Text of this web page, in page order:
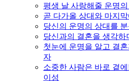
평생 날 사랑해줄 운명
곧 다가올 상대와 마지
당신의 운명의 상대를
당신과의 결혼을 생각하
첫눈에 운명을 알고 결
자
소중한 사람은 바로 곁
이성